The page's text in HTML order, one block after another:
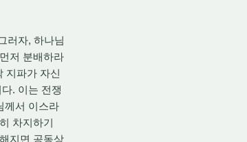
러자, 하나님
저 분배하라
지파가 자신
. 이는 전쟁
께서 이스라
차지하기
지면 공동상